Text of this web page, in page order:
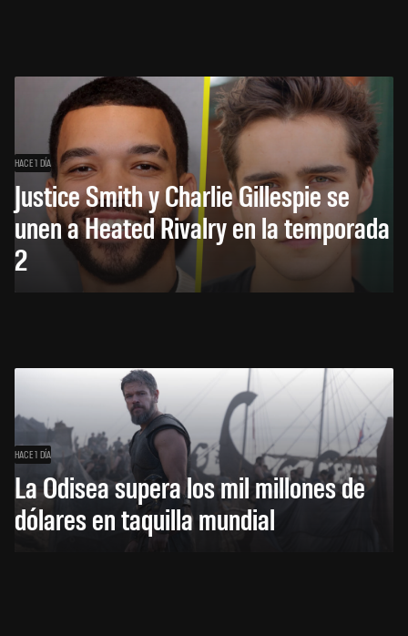
HACE 1 DÍA
Justice Smith y Charlie Gillespie se
unen a Heated Rivalry en la temporada
2
HACE 1 DÍA
La Odisea supera los mil millones de
dólares en taquilla mundial